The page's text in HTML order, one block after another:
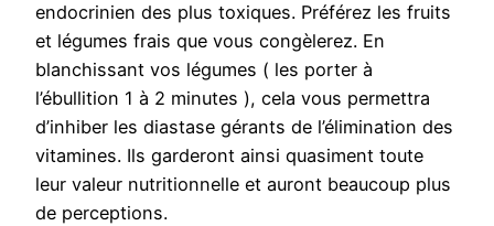
endocrinien des plus toxiques. Préférez les fruits
et légumes frais que vous congèlerez. En
blanchissant vos légumes ( les porter à
l’ébullition 1 à 2 minutes ), cela vous permettra
d’inhiber les diastase gérants de l’élimination des
vitamines. Ils garderont ainsi quasiment toute
leur valeur nutritionnelle et auront beaucoup plus
de perceptions.